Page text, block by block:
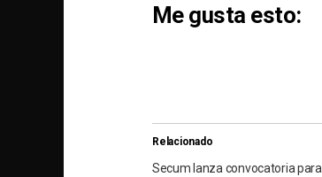
Me gusta esto:
Relacionado
Secum lanza convocatoria para